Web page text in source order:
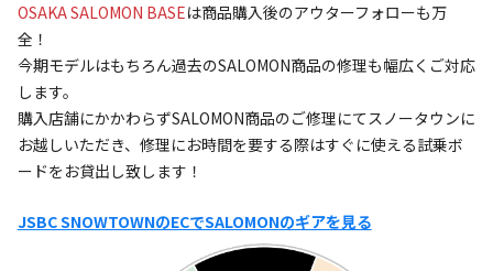
OSAKA SALOMON BASEは商品購入後のアウターフォローも万
全！
今期モデルはもちろん過去のSALOMON商品の修理も幅広くご対応
します。
購入店舗にかかわらずSALOMON商品のご修理にてスノータウンに
お越しいただき、修理にお時間を要する際はすぐに使える試乗ボ
ードをお貸出し致します！
JSBC SNOWTOWNのECでSALOMONのギアを見る